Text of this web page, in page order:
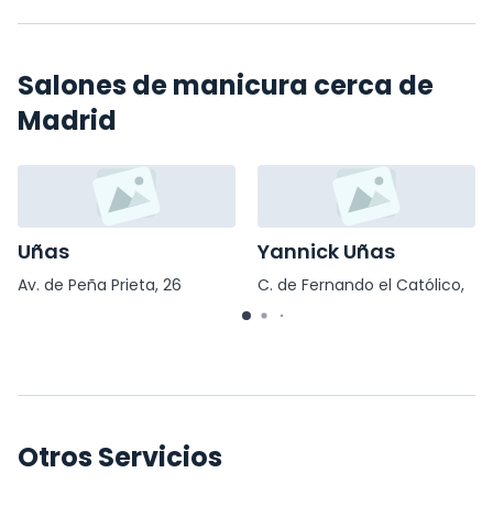
Salones de manicura cerca de
Madrid
Uñas
Av. de Peña Prieta, 26
Yannick Uñas
C. de Fernando el Católico,
65
Otros Servicios